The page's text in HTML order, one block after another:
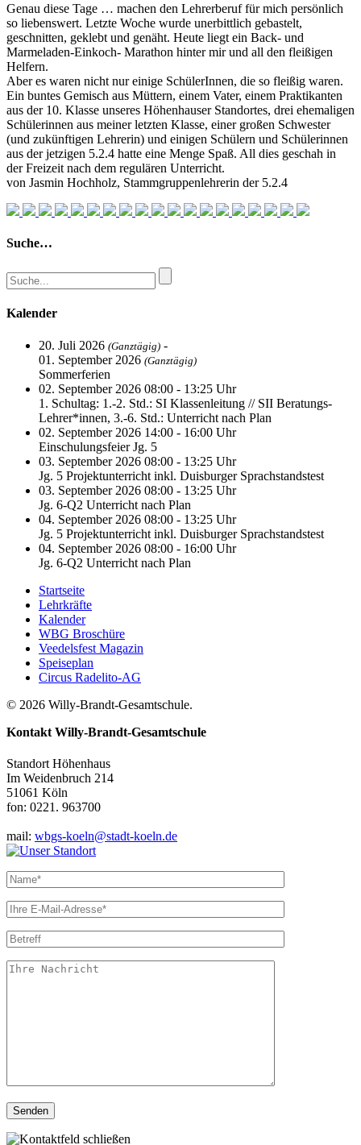
Genau diese Tage … machen den Lehrerberuf für mich persönlich
so liebenswert. Letzte Woche wurde unerbittlich gebastelt,
geschnitten, geklebt und genäht. Heute liegt ein Back- und
Marmeladen-Einkoch- Marathon hinter mir und all den fleißigen
Helfern.
Aber es waren nicht nur einige SchülerInnen, die so fleißig waren.
Ein buntes Gemisch aus Müttern, einem Vater, einem Praktikanten
aus der 10. Klasse unseres Höhenhauser Standortes, drei ehemaligen
Schülerinnen aus meiner letzten Klasse, einer großen Schwester
(und zukünftigen Lehrerin) und einigen Schülern und Schülerinnen
aus der jetzigen 5.2.4 hatte eine Menge Spaß. All dies geschah in
der Freizeit nach dem regulären Unterricht.
von Jasmin Hochholz, Stammgruppenlehrerin der 5.2.4
Suche…
Kalender
20. Juli 2026 (Ganztägig) -
01. September 2026 (Ganztägig)
Sommerferien
02. September 2026 08:00 - 13:25 Uhr
1. Schultag: 1.-2. Std.: SI Klassenleitung // SII Beratungs-
Lehrer*innen, 3.-6. Std.: Unterricht nach Plan
02. September 2026 14:00 - 16:00 Uhr
Einschulungsfeier Jg. 5
03. September 2026 08:00 - 13:25 Uhr
Jg. 5 Projektunterricht inkl. Duisburger Sprachstandstest
03. September 2026 08:00 - 13:25 Uhr
Jg. 6-Q2 Unterricht nach Plan
04. September 2026 08:00 - 13:25 Uhr
Jg. 5 Projektunterricht inkl. Duisburger Sprachstandstest
04. September 2026 08:00 - 16:00 Uhr
Jg. 6-Q2 Unterricht nach Plan
Startseite
Lehrkräfte
Kalender
WBG Broschüre
Veedelsfest Magazin
Speiseplan
Circus Radelito-AG
© 2026 Willy-Brandt-Gesamtschule.
Kontakt Willy-Brandt-Gesamtschule
Standort Höhenhaus
Im Weidenbruch 214
51061 Köln
fon: 0221. 963700
mail: wbgs-koeln@stadt-koeln.de